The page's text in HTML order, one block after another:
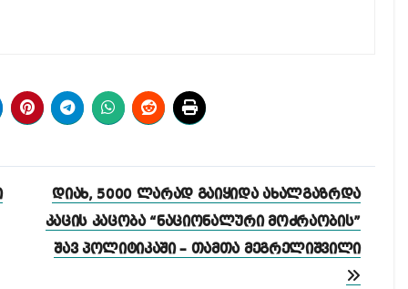
დიახ, 5000 ლარად გაიყიდა ახალგაზრდა
კაცის კაცობა “ნაციონალური მოძრაობის”
შავ პოლიტიკაში – თამთა მეგრელიშვილი